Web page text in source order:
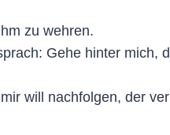
zu wehren.
Gehe hinter mich,
will nachfolgen, der